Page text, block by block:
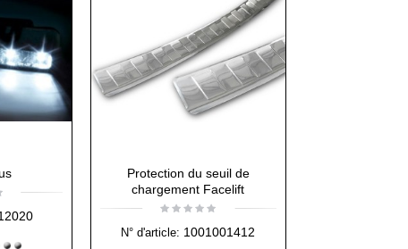
Protection du seuil de
chargement Facelift
N° d'article: 1001001412